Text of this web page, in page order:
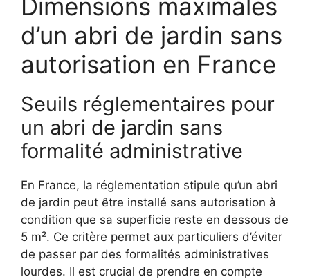
Dimensions maximales
d’un abri de jardin sans
autorisation en France
Seuils réglementaires pour
un abri de jardin sans
formalité administrative
En France, la réglementation stipule qu’un abri
de jardin peut être installé sans autorisation à
condition que sa superficie reste en dessous de
5 m². Ce critère permet aux particuliers d’éviter
de passer par des formalités administratives
lourdes. Il est crucial de prendre en compte